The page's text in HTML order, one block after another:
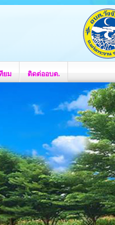
ยม ติดต่ออบต.